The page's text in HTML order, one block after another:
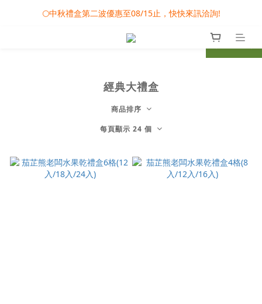
🎀08/01-09/30 秋節月圓家家慶- 滿額即享專屬小禮
🌕中秋禮盒第二波優惠至08/15止，快快來訊洽詢!
❤️雙雙對對心連心 - 婚禮小物專屬滿額活動 prev
經典大禮盒
商品排序
每頁顯示 24 個